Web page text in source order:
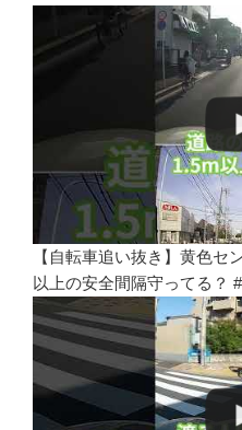
【自転車追い抜き】黄色セ
以上の安全間隔守ってる？